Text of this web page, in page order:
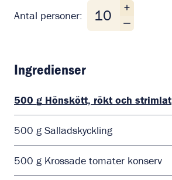
Antal personer:
Antal personer
Ingredienser
500 g Hönskött, rökt och strimlat
500 g Salladskyckling
500 g Krossade tomater konserv